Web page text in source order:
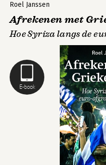
E-book
Roel Janssen
Afrekenen met
Hoe Syriza langs de